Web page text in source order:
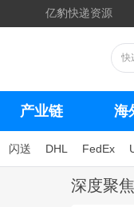
亿豹快递资源
产业链 海
闪送 DHL FedEx
深度聚焦